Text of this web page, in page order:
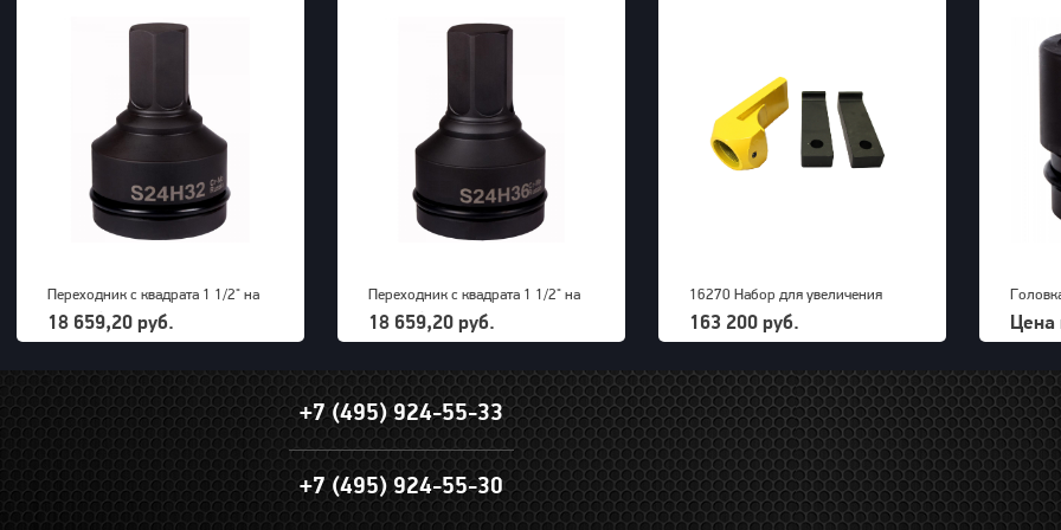
Переходник с квадрата 1 1/2" на
внешний шестигранник 32 мм
PNG (S24M32H)
18 659,20 руб.
Переходник с квадрата 1 1/2" на
внешний шестигранник 36 мм
PNG (S24M36H)
18 659,20 руб.
16270 Набор для увеличения
радиуса снятия покрышек для
грузовых машин до 63" OTP 2000
163 200 руб. Цена
+7 (495) 924-55-33
+7 (495) 924-55-30